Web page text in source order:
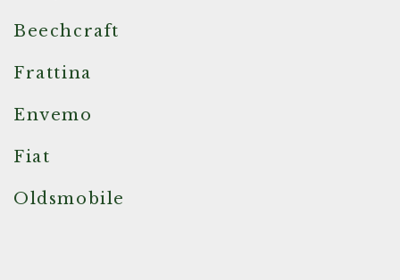
Beechcraft
Frattina
Envemo
Fiat
Oldsmobile